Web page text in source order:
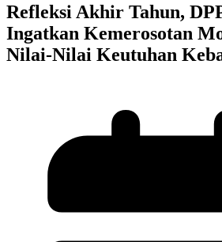
Refleksi Akhir Tahun,
Ingatkan Kemerosotan
Nilai-Nilai Keutuhan